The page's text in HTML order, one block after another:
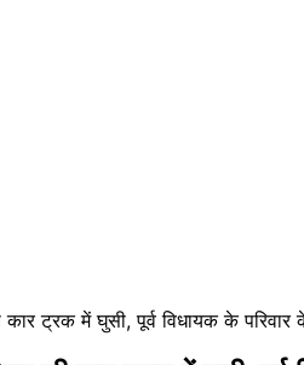
कार ट्रक में घुसी, पूर्व विधायक के परिवार